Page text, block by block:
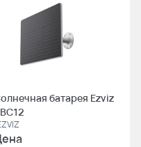
батарея Ezviz